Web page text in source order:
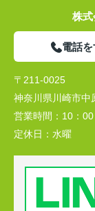
株
電話を
〒211-0025
神奈川県川崎市中
営業時間： 10：
定休日： 水曜